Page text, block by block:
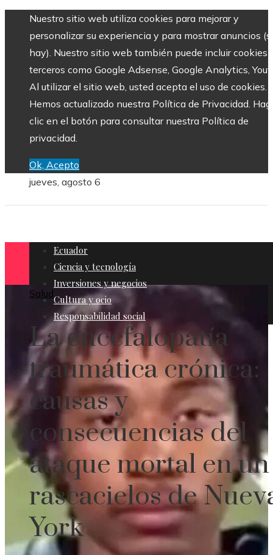
Nuestro sitio web utiliza cookies para mejorar y
personalizar su experiencia y para mostrar anuncios
hay). Nuestro sitio web también puede incluir cookies
terceros como Google Adsense, Google Analytics,
Al utilizar el sitio web, usted acepta el uso de cookies.
Hemos actualizado nuestra Política de Privacidad.
clic en el botón para consultar nuestra Política de
privacidad.
Ok, Acepto
jueves, agosto 6
Ecuador
Ciencia y tecnología
Inversiones y negocios
Cultura y ocio
Responsabilidad social
Salud
La encefalopatía
traumática crónica:
causas y
consecuencias del
ataque mortal en un
rascacielos de
York